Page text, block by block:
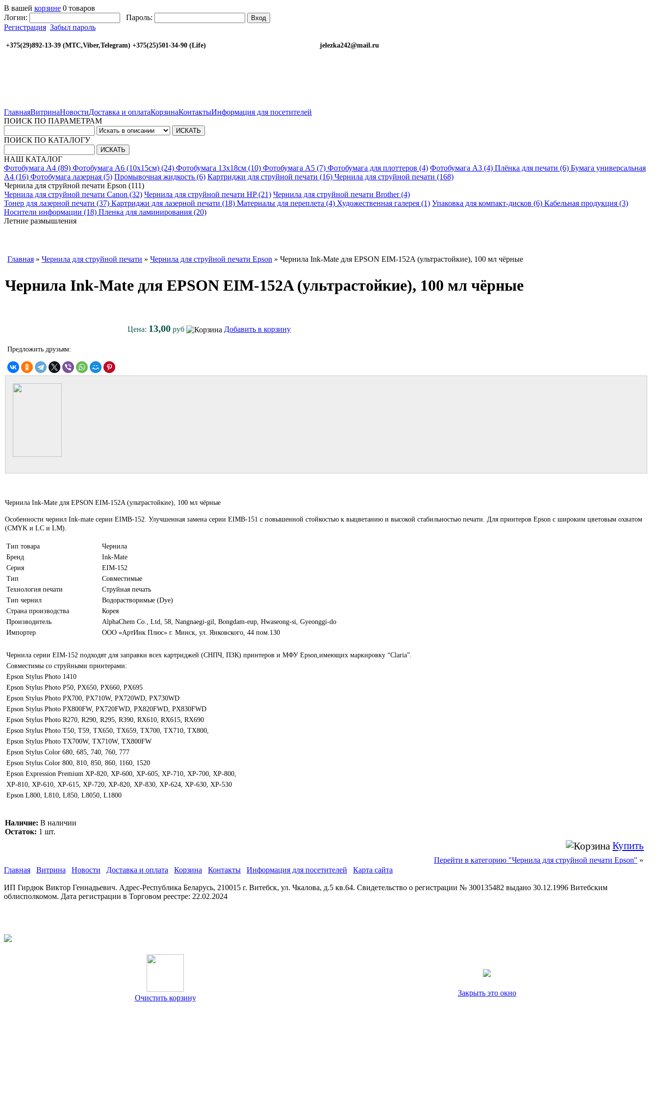
В вашей корзине 0 товаров
Логин:
Пароль: Вход
Регистрация Забыл пароль
+375(29)892-13-39 (МТС,Viber,Telegram) +375(25)501-34-90 (Life) jelezka242@mail.ru
ГлавнаяВитринаНовостиДоставка и оплатаКорзинаКонтактыИнформация для посетителей
ПОИСК ПО ПАРАМЕТРАМ
ПОИСК ПО КАТАЛОГУ
НАШ КАТАЛОГ
Фотобумага A4 (89) Фотобумага A6 (10х15см) (24) Фотобумага 13х18см (10) Фотобумага A5 (7) Фотобумага для плоттеров (4) Фотобумага A3 (4) Плёнка для печати (6) Бумага универсальная
A4 (16) Фотобумага лазерная (5) Промывочная жидкость (6) Картриджи для струйной печати (16) Чернила для струйной печати (168)
Чернила для струйной печати Epson (111)
Чернила для струйной печати Canon (32) Чернила для струйной печати HP (21) Чернила для струйной печати Brother (4)
Тонер для лазерной печати (37) Картриджи для лазерной печати (18) Материалы для переплета (4) Художественная галерея (1) Упаковка для компакт-дисков (6) Кабельная продукция (3)
Носители информации (18) Пленка для ламинирования (20)
Летние размышления
Главная » Чернила для струйной печати » Чернила для струйной печати Epson » Чернила Ink-Mate для EPSON EIM-152A (ультрастойкие), 100 мл чёрные
Чернила Ink-Mate для EPSON EIM-152A (ультрастойкие), 100 мл чёрные
Цена: 13,00 руб Добавить в корзину
Предложить друзьям:
Чернила Ink-Mate для EPSON EIM-152A (ультрастойкие), 100 мл чёрные
Особенности чернил Ink-mate серии EIMB-152. Улучшенная замена серии EIMB-151 с повышенной стойкостью к выцветанию и высокой стабильностью печати. Для принтеров Epson с широким цветовым охватом
(СMYK и LC и LM).
Тип товара
Чернила
Бренд
Ink-Mate
Серия
EIM-152
Тип
Совместимые
Технология печати
Струйная печать
Тип чернил
Водорастворимые (Dye)
Страна производства
Корея
Производитель
AlphaChem Сo., Ltd, 58, Nangnaegi-gil, Bongdam-eup, Hwaseong-si, Gyeonggi-do
Импортер
ООО «АртИнк Плюс» г. Минск, ул. Янковского, 44 пом.130
Чернила серии EIM-152 подходят для заправки всех картриджей (СНПЧ, ПЗК) принтеров и МФУ Epson,имеющих маркировку “Claria”.
Совместимы со струйными принтерами:
Epson Stylus Photo 1410
Epson Stylus Photo P50, PX650, PX660, PX695
Epson Stylus Photo PX700, PX710W, PX720WD, PX730WD
Epson Stylus Photo PX800FW, PX720FWD, PX820FWD, PX830FWD
Epson Stylus Photo R270, R290, R295, R390, RX610, RX615, RX690
Epson Stylus Photo T50, T59, TX650, TX659, TX700, TX710, TX800,
Epson Stylus Photo TX700W, TX710W, TX800FW
Epson Stylus Color 680, 685, 740, 760, 777
Epson Stylus Color 800, 810, 850, 860, 1160, 1520
Epson Expression Premium XP-820, XP-600, XP-605, XP-710, XP-700, XP-800,
XP-810, XP-610, XP-615, XP-720, XP-820, XP-830, XP-624, XP-630, XP-530
Epson L800, L810, L850, L8050, L1800
Наличие: В наличии
Остаток: 1 шт.
Купить
Перейти в категорию "Чернила для струйной печати Epson" »
Главная
Витрина Новости Доставка и оплата Корзина Контакты Информация для посетителей Карта сайта
ИП Гирдюк Виктор Геннадьевич. Адрес-Республика Беларусь, 210015 г. Витебск, ул. Чкалова, д.5 кв.64. Свидетельство о регистрации № 300135482 выдано 30.12.1996 Витебским
облисполкомом. Дата регистрации в Торговом реестре: 22.02.2024
Очистить корзину
Закрыть это окно